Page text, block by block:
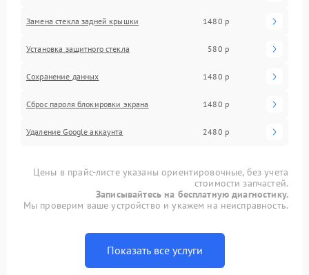
Замена стекла задней крышки 1480 р
Установка защитного стекла 580 р
Сохранение данных 1480 р
Сброс пароля блокировки экрана 1480 р
Удаление Google аккаунта 2480 р
Цены в прайс-листе указаны ориентировочные, без учета
стоимости запчастей.
Записывайтесь на бесплатную диагностику.
Мы проверим ваше устройство и укажем на неисправность.
Показать все услуги